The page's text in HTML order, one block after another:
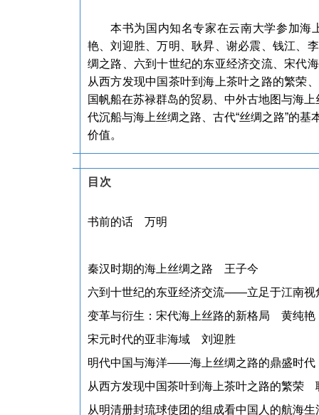
本书为国内知名专家在云南大学参加海
艳、刘迎胜、万明、耿昇、谢必震、钱江、
绸之路、六到十世纪的东亚经济交流、宋代
从西方发现中国茶叶到海上茶叶之路的繁荣
国帆船在苏禄群岛的贸易、中外古地图与海
代沉船与海上丝绸之路、古代“丝绸之路”的
价值。
目次
书前的话 万明
秦汉时期的海上丝绸之路 王子今
六到十世纪的东亚经济交流——立足于江南
变革与衍生：宋代海上丝路的新格局 黄纯艳
宋元时代的亚非海域 刘迎胜
明代中国与海洋——海上丝绸之路的鼎盛时
从西方发现中国茶叶到海上茶叶之路的繁荣
从明清册封琉球使团的组成看中国人的航海